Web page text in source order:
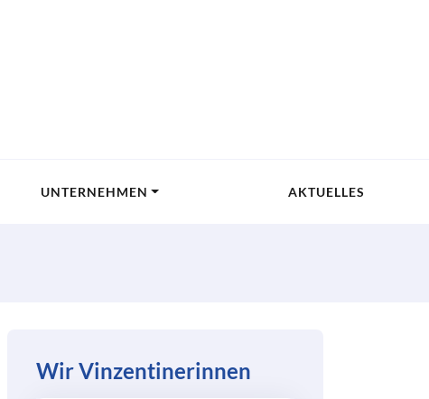
UNTERNEHMEN AKTUELLES
Wir Vinzentinerinnen